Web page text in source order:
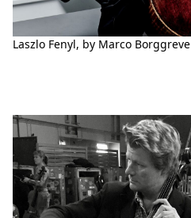
Laszlo Fenyl, by Marco Borggreve